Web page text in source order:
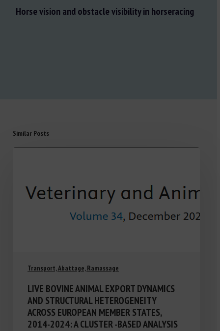
Horse vision and obstacle visibility in horseracing
Similar Posts
Transport, Abattage, Ramassage
LIVE BOVINE ANIMAL EXPORT DYNAMICS
AND STRUCTURAL HETEROGENEITY
ACROSS EUROPEAN MEMBER STATES,
2014-2024: A CLUSTER -BASED ANALYSIS